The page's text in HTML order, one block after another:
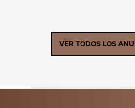
VER TODOS LOS